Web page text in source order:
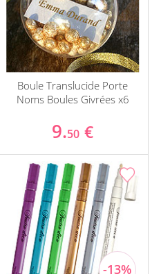
Boule Translucide Porte
Noms Boules Givrées x6
9.50 €